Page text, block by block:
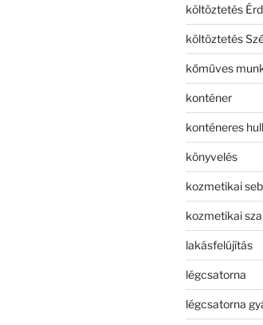
költöztetés Érd
költöztetés
kőműves
konténer
konténeres
könyvelés
kozmetikai
kozmetikai
lakásfelújítás
légcsatorna
légcsatorna